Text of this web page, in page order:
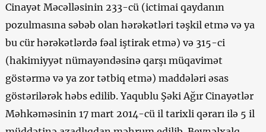
Cinayət Məcəlləsinin 233-cü (ictimai qaydanın
pozulmasına səbəb olan hərəkətləri təşkil etmə və ya
bu cür hərəkətlərdə fəal iştirak etmə) və 315-ci
(hakimiyyət nümayəndəsinə qarşı müqavimət
göstərmə və ya zor tətbiq etmə) maddələri əsas
göstərilərək həbs edilib. Yaqublu Şəki Ağır Cinayətlər
Məhkəməsinin 17 mart 2014-cü il tarixli qərarı ilə 5 il